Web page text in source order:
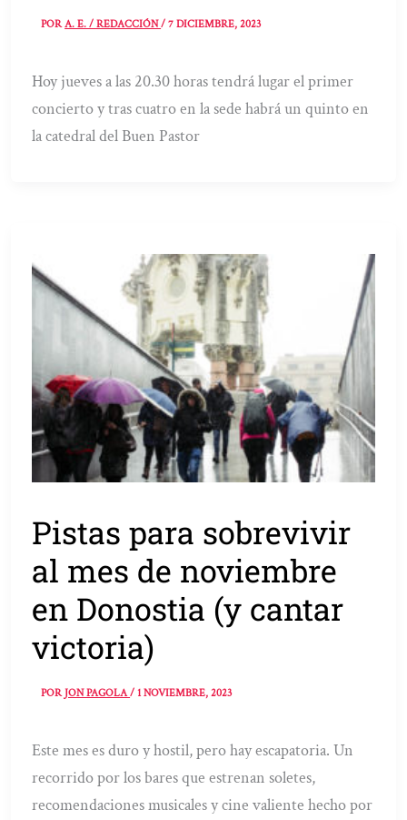
PORA. E. / REDACCIÓN/7 DICIEMBRE, 2023
Hoy jueves a las 20.30 horas tendrá lugar el primer
concierto y tras cuatro en la sede habrá un quinto en
la catedral del Buen Pastor
Pistas para sobrevivir
al mes de noviembre
en Donostia (y cantar
victoria)
PORJON PAGOLA/1 NOVIEMBRE, 2023
Este mes es duro y hostil, pero hay escapatoria. Un
recorrido por los bares que estrenan soletes,
recomendaciones musicales y cine valiente hecho por